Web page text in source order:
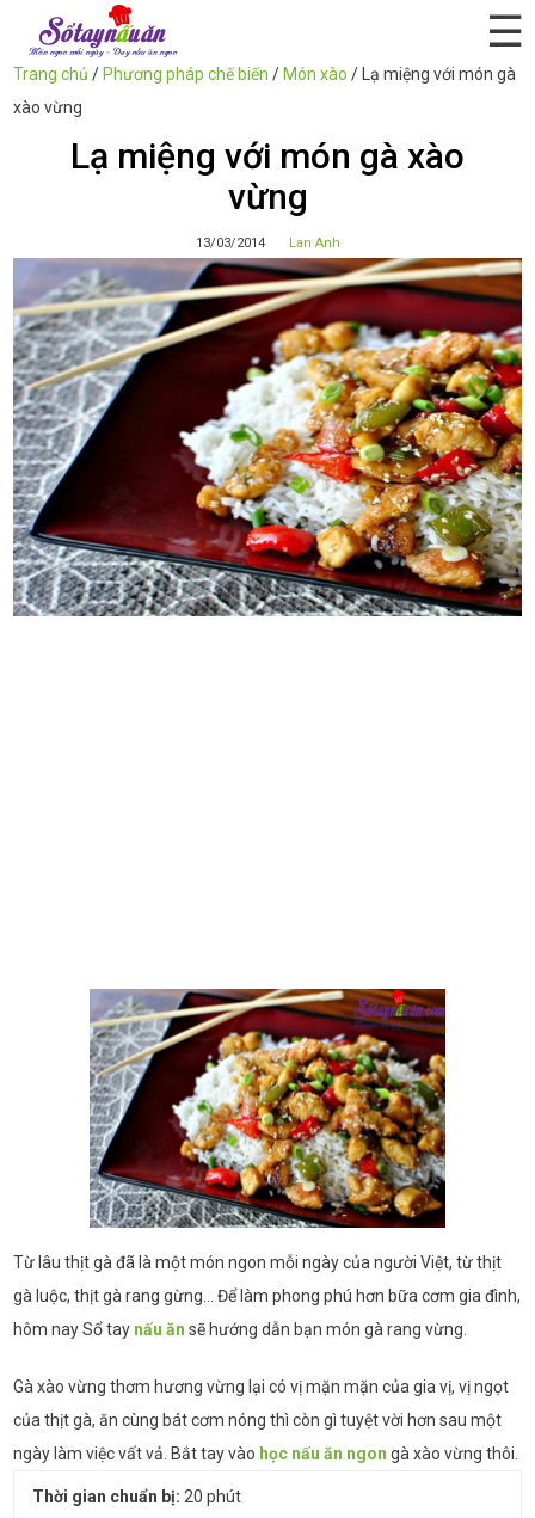
☰
Trang chủ / Phương pháp chế biến / Món xào /
Lạ miệng với món gà
xào vừng
Lạ miệng với món gà xào
vừng
13/03/2014 Lan Anh
Từ lâu thịt gà đã là một món ngon mỗi ngày của người Việt, từ thịt
gà luộc, thịt gà rang gừng… Để làm phong phú hơn bữa cơm gia đình,
hôm nay Sổ tay nấu ăn sẽ hướng dẫn bạn món gà rang vừng.
Gà xào vừng thơm hương vừng lại có vị mặn mặn của gia vị, vị ngọt
của thịt gà, ăn cùng bát cơm nóng thì còn gì tuyệt vời hơn sau một
ngày làm việc vất vả. Bắt tay vào học nấu ăn ngon gà xào vừng thôi.
Thời gian chuẩn bị: 20 phút